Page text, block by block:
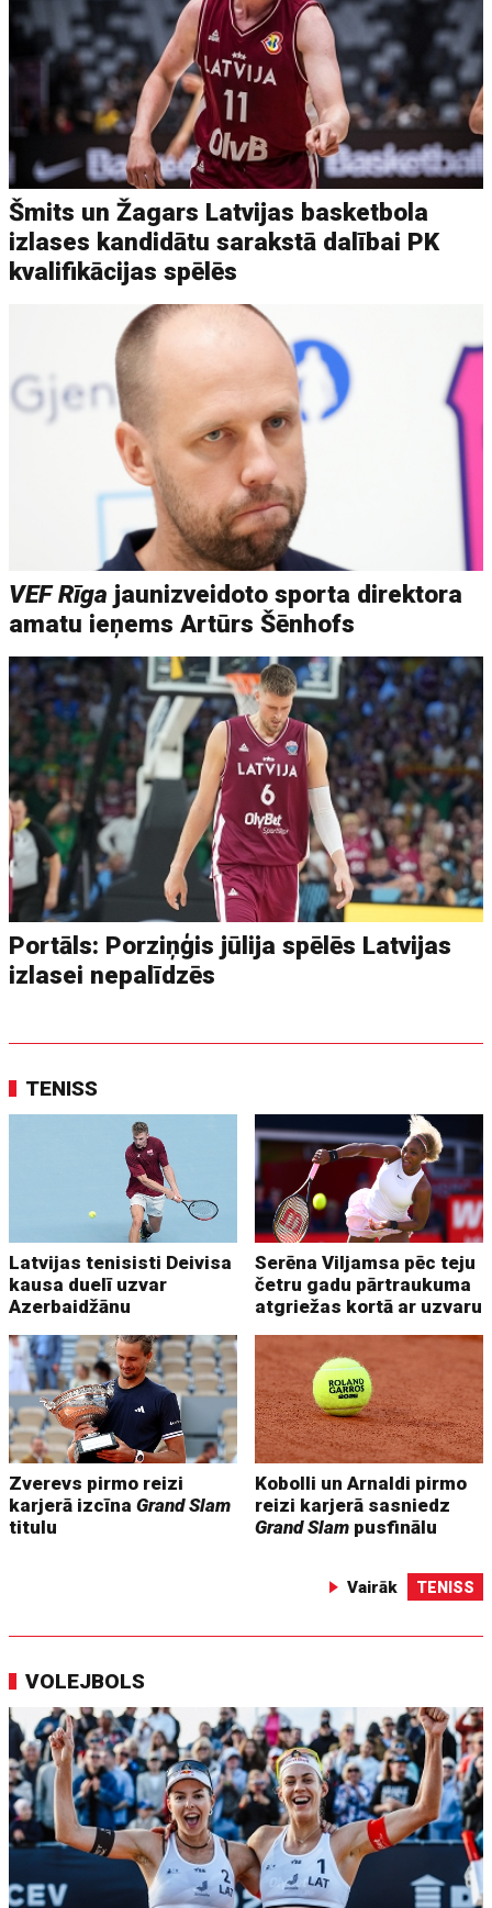
Šmits un Žagars Latvijas basketbola
izlases kandidātu sarakstā dalībai PK
kvalifikācijas spēlēs
VEF Rīga jaunizveidoto sporta direktora
amatu ieņems Artūrs Šēnhofs
Portāls: Porziņģis jūlija spēlēs Latvijas
izlasei nepalīdzēs
TENISS
Latvijas tenisisti Deivisa
kausa duelī uzvar
Azerbaidžānu
Serēna Viljamsa pēc teju
četru gadu pārtraukuma
atgriežas kortā ar uzvaru
Zverevs pirmo reizi
karjerā izcīnaGrand Slam
titulu
Kobolli un Arnaldi pirmo
reizi karjerā sasniedz
Grand Slam pusfinālu
Vairāk TENISS
VOLEJBOLS